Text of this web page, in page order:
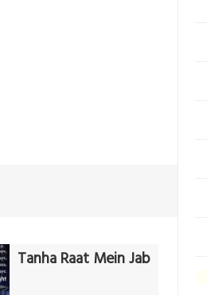
Tanha Raat Mein Jab